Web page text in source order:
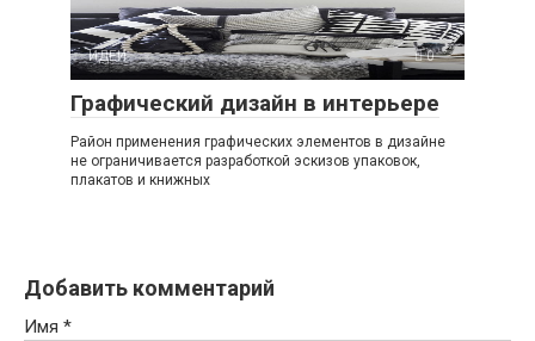
ИДЕИ 0
Графический дизайн в интерьере
Район применения графических элементов в дизайне
не ограничивается разработкой эскизов упаковок,
плакатов и книжных
Добавить комментарий
Имя *